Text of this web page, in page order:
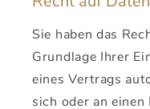
Sie haben das
Grundlage Ihrer
eines Vertrags
sich oder an